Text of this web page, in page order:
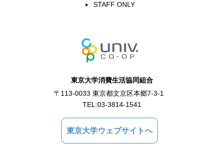
STAFF ONLY
東京大学消費生活協同組合
〒113-0033 東京都文京区本郷7-3-1
TEL:03-3814-1541
東京大学ウェブサイトへ